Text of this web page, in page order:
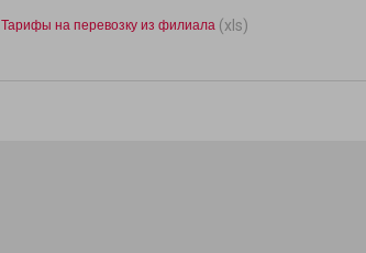
Тарифы на перевозку из филиала (xls)